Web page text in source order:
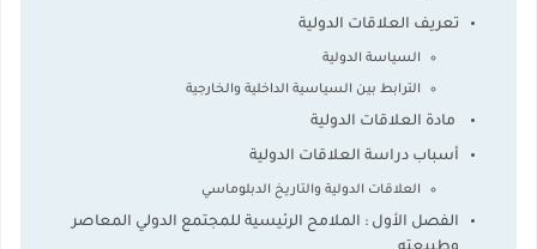
تعريف العلاقات الدولية
السياسة الدولية
الترابط بين السياسية الداخلية والخارجية
مادة العلاقات الدولية
أسباب دراسة العلاقات الدولية
العلاقات الدولية والتاريخ الدبلوماسي
الفصل الأول : الملامح الرئيسية للمجتمع الدولي المعاصر